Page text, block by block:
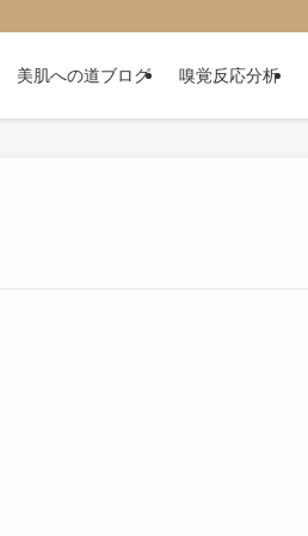
美肌への道ブログ 嗅覚反応分析